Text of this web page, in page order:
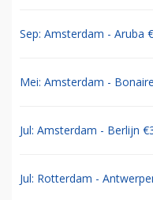
Sep: Amsterdam - Aruba
Mei: Amsterdam -
Jul: Amsterdam - Berlijn
Jul: Rotterdam -